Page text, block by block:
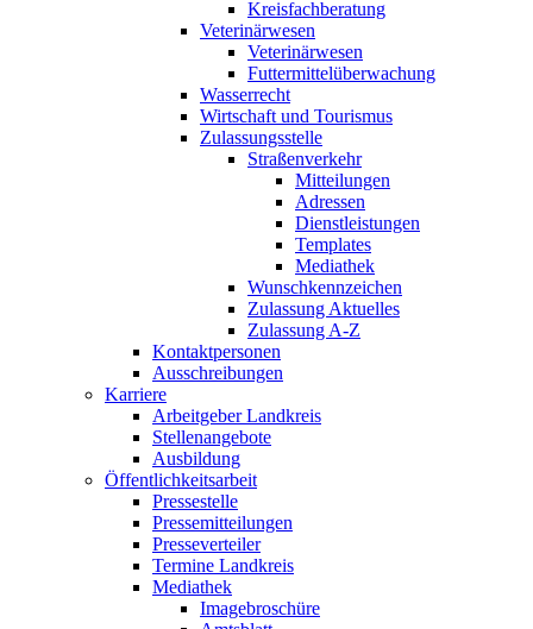
Kreisfachberatung
Veterinärwesen
Veterinärwesen
Futtermittelüberwachung
Wasserrecht
Wirtschaft und Tourismus
Zulassungsstelle
Straßenverkehr
Mitteilungen
Adressen
Dienstleistungen
Templates
Mediathek
Wunschkennzeichen
Zulassung Aktuelles
Zulassung A-Z
Kontaktpersonen
Ausschreibungen
Karriere
Arbeitgeber Landkreis
Stellenangebote
Ausbildung
Öffentlichkeitsarbeit
Pressestelle
Pressemitteilungen
Presseverteiler
Termine Landkreis
Mediathek
Imagebroschüre